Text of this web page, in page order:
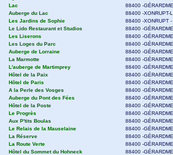
Lac
88400 -
Auberge du Lac
88400 -XONRUPT-
Les Jardins de Sophie
88400 -XONRUPT
Le Lido Restaurant et Studios
88400 -
Les Liserons
88400 -
Les Loges du Parc
88400 -
Auberge de Lorraine
88400 -
La Marmotte
88400 -
L'auberge de Martimprey
88400 -
Hôtel de la Paix
88400 -
Hôtel de Paris
88400 -
A la Perle des Vosges
88400 -
Auberge du Pont des Fées
88400 -
Hôtel de la Poste
88400 -
Le Progrès
88400 -
Aux P'tits Boulas
88400 -
Le Relais de la Mauselaine
88400 -
La Réserve
88400 -
La Route Verte
88400 -
Hôtel du Sommet du Hohneck
88400 -